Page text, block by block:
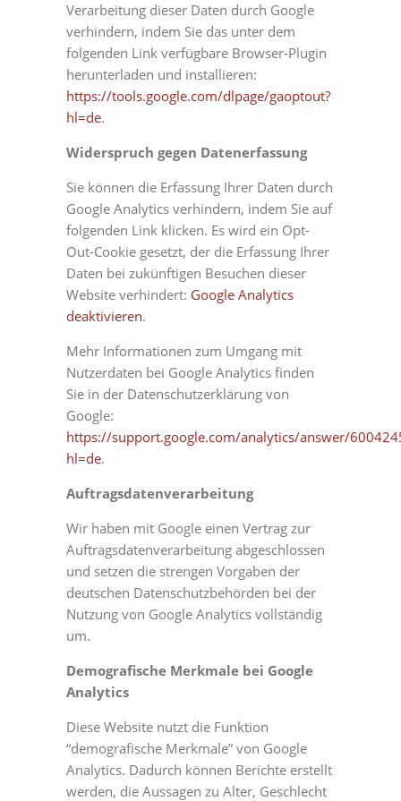
Verarbeitung dieser Daten durch Google
verhindern, indem Sie das unter dem
folgenden Link verfügbare Browser-Plugin
herunterladen und installieren:
https://tools.google.com/dlpage/gaoptout?
hl=de.
Widerspruch gegen Datenerfassung
Sie können die Erfassung Ihrer Daten durch
Google Analytics verhindern, indem Sie auf
folgenden Link klicken. Es wird ein Opt-
Out-Cookie gesetzt, der die Erfassung Ihrer
Daten bei zukünftigen Besuchen dieser
Website verhindert: Google Analytics
deaktivieren.
Mehr Informationen zum Umgang mit
Nutzerdaten bei Google Analytics finden
Sie in der Datenschutzerklärung von
Google:
https://support.google.com/analytics/answer/
hl=de.
Auftragsdatenverarbeitung
Wir haben mit Google einen Vertrag zur
Auftragsdatenverarbeitung abgeschlossen
und setzen die strengen Vorgaben der
deutschen Datenschutzbehörden bei der
Nutzung von Google Analytics vollständig
um.
Demografische Merkmale bei Google
Analytics
Diese Website nutzt die Funktion
“demografische Merkmale” von Google
Analytics. Dadurch können Berichte erstellt
werden, die Aussagen zu Alter, Geschlecht